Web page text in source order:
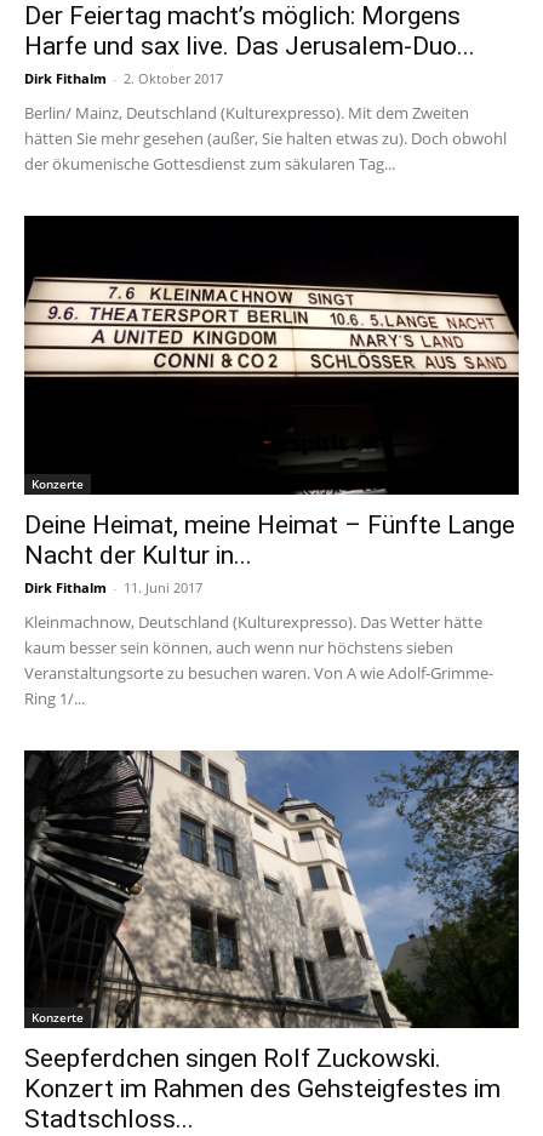
Der Feiertag macht’s möglich: Morgens
Harfe und sax live. Das Jerusalem-Duo...
Dirk Fithalm - 2. Oktober 2017
Berlin/ Mainz, Deutschland (Kulturexpresso). Mit dem Zweiten
hätten Sie mehr gesehen (außer, Sie halten etwas zu). Doch obwohl
der ökumenische Gottesdienst zum säkularen Tag...
Konzerte
Deine Heimat, meine Heimat – Fünfte Lange
Nacht der Kultur in...
Dirk Fithalm - 11. Juni 2017
Kleinmachnow, Deutschland (Kulturexpresso). Das Wetter hätte
kaum besser sein können, auch wenn nur höchstens sieben
Veranstaltungsorte zu besuchen waren. Von A wie Adolf-Grimme-
Ring 1/...
Konzerte
Seepferdchen singen Rolf Zuckowski.
Konzert im Rahmen des Gehsteigfestes im
Stadtschloss...